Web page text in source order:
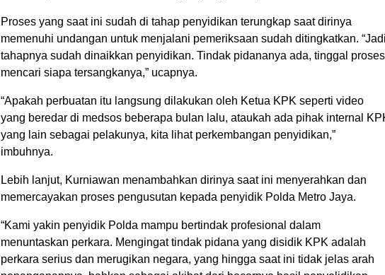
Proses yang saat ini sudah di tahap penyidikan terungkap saat dirinya
memenuhi undangan untuk menjalani pemeriksaan sudah ditingkatkan. “Jadi
tahapnya sudah dinaikkan penyidikan. Tindak pidananya ada, tinggal proses
mencari siapa tersangkanya,” ucapnya.
“Apakah perbuatan itu langsung dilakukan oleh Ketua KPK seperti video
yang beredar di medsos beberapa bulan lalu, ataukah ada pihak internal
yang lain sebagai pelakunya, kita lihat perkembangan penyidikan,”
imbuhnya.
Lebih lanjut, Kurniawan menambahkan dirinya saat ini menyerahkan dan
memercayakan proses pengusutan kepada penyidik Polda Metro Jaya.
“Kami yakin penyidik Polda mampu bertindak profesional dalam
menuntaskan perkara. Mengingat tindak pidana yang disidik KPK adalah
perkara serius dan merugikan negara, yang hingga saat ini tidak jelas arah